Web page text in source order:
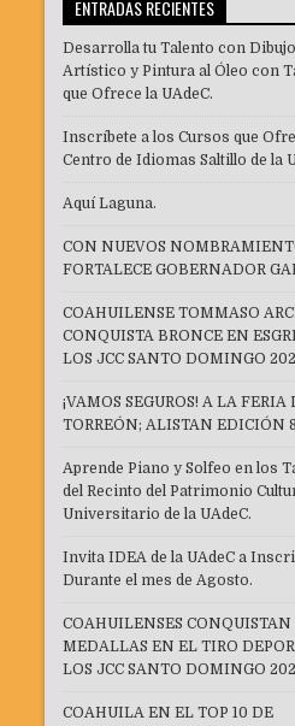
ENTRADAS RECIENTES
Desarrolla tu Talento con Dibujo
Artístico y Pintura al Óleo con
que Ofrece la UAdeC.
Inscríbete a los Cursos que
Centro de Idiomas Saltillo de la
Aquí Laguna.
CON NUEVOS
FORTALECE GOBERNADOR
COAHUILENSE TOMMASO
CONQUISTA BRONCE EN
LOS JCC SANTO DOMINGO
¡VAMOS SEGUROS! A LA FERIA
TORREÓN; ALISTAN EDICIÓN
Aprende Piano y Solfeo en los
del Recinto del Patrimonio
Universitario de la UAdeC.
Invita IDEA de la UAdeC a
Durante el mes de Agosto.
COAHUILENSES CONQUISTAN
MEDALLAS EN EL TIRO
LOS JCC SANTO DOMINGO
COAHUILA EN EL TOP 10 DE